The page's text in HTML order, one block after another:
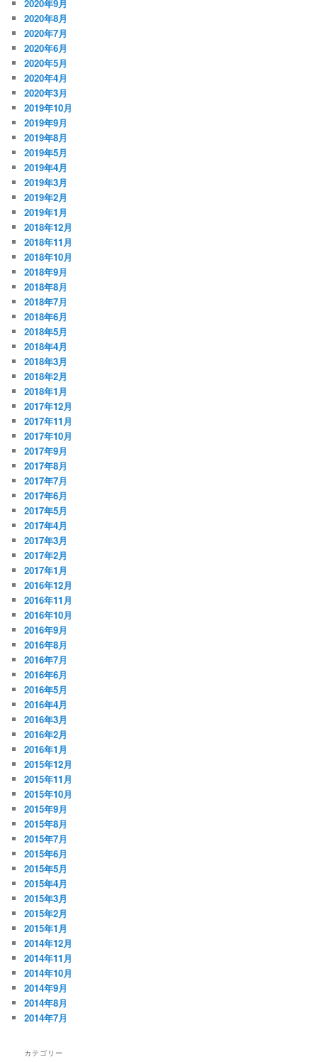
2020年9月
2020年8月
2020年7月
2020年6月
2020年5月
2020年4月
2020年3月
2019年10月
2019年9月
2019年8月
2019年5月
2019年4月
2019年3月
2019年2月
2019年1月
2018年12月
2018年11月
2018年10月
2018年9月
2018年8月
2018年7月
2018年6月
2018年5月
2018年4月
2018年3月
2018年2月
2018年1月
2017年12月
2017年11月
2017年10月
2017年9月
2017年8月
2017年7月
2017年6月
2017年5月
2017年4月
2017年3月
2017年2月
2017年1月
2016年12月
2016年11月
2016年10月
2016年9月
2016年8月
2016年7月
2016年6月
2016年5月
2016年4月
2016年3月
2016年2月
2016年1月
2015年12月
2015年11月
2015年10月
2015年9月
2015年8月
2015年7月
2015年6月
2015年5月
2015年4月
2015年3月
2015年2月
2015年1月
2014年12月
2014年11月
2014年10月
2014年9月
2014年8月
2014年7月
カテゴリー